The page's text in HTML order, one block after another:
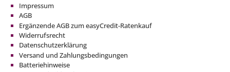
Impressum
AGB
Ergänzende AGB zum easyCredit-Ratenkauf
Widerrufsrecht
Datenschutzerklärung
Versand und Zahlungsbedingungen
Batteriehinweise